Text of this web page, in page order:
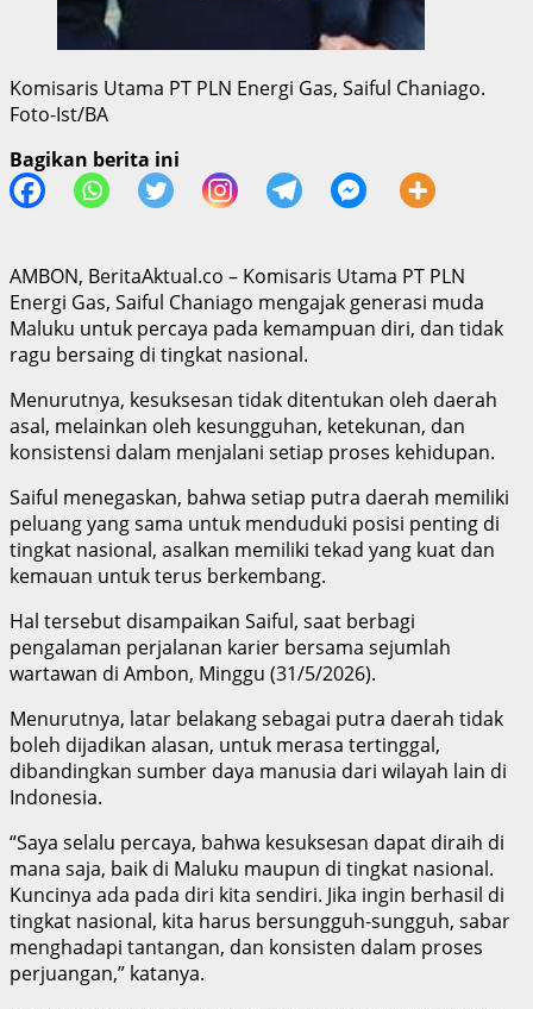
Komisaris Utama PT PLN Energi Gas, Saiful Chaniago.
Foto-Ist/BA
Bagikan berita ini
AMBON, BeritaAktual.co – Komisaris Utama PT PLN
Energi Gas, Saiful Chaniago mengajak generasi muda
Maluku untuk percaya pada kemampuan diri, dan tidak
ragu bersaing di tingkat nasional.
Menurutnya, kesuksesan tidak ditentukan oleh daerah
asal, melainkan oleh kesungguhan, ketekunan, dan
konsistensi dalam menjalani setiap proses kehidupan.
Saiful menegaskan, bahwa setiap putra daerah memiliki
peluang yang sama untuk menduduki posisi penting di
tingkat nasional, asalkan memiliki tekad yang kuat dan
kemauan untuk terus berkembang.
Hal tersebut disampaikan Saiful, saat berbagi
pengalaman perjalanan karier bersama sejumlah
wartawan di Ambon, Minggu (31/5/2026).
Menurutnya, latar belakang sebagai putra daerah tidak
boleh dijadikan alasan, untuk merasa tertinggal,
dibandingkan sumber daya manusia dari wilayah lain di
Indonesia.
“Saya selalu percaya, bahwa kesuksesan dapat diraih di
mana saja, baik di Maluku maupun di tingkat nasional.
Kuncinya ada pada diri kita sendiri. Jika ingin berhasil di
tingkat nasional, kita harus bersungguh-sungguh, sabar
menghadapi tantangan, dan konsisten dalam proses
perjuangan,” katanya.